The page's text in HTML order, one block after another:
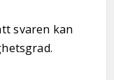
svaren kan